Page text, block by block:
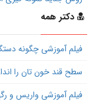
دکتر همه
فیلم آموزشی چگونه
سطح قند خون تان را
فیلم آموزشی واریس و